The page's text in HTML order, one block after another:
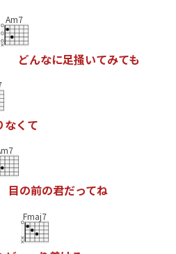
Am7
どんなに足掻いてみても
なく て
目の前の君だってね
Fmaj7